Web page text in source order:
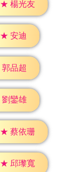
★ 楊光友
★ 安迪
郭品超
劉鑾雄
★ 蔡依珊
★ 邱瓈寬